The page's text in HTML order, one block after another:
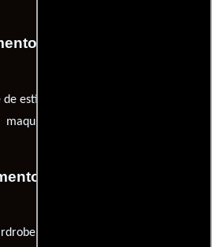
de maquillaje
de estilistas) y
maquillaje)
de vestuario
(as Jackie Breed)),